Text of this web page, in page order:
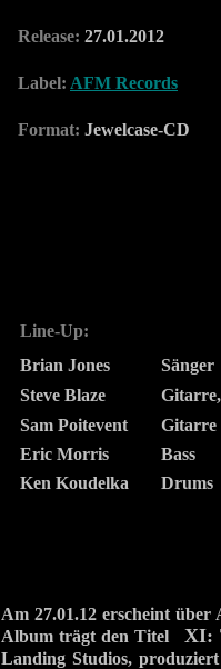
Release: 27.01.2012
Label: AFM Records
Format: Jewelcase-CD
Line-Up:
Brian Jones
Sänger
Steve Blaze
Sam Poitevent
Gitarre
Eric Morris
Bass
Ken Koudelka
Drums
Am 27.01.12 erscheint
Album trägt den TitelXI:
Landing Studios,